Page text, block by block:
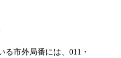
市外局番には、011・